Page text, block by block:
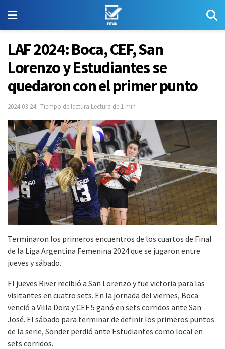
LAF 2024: Boca, CEF, San
Lorenzo y Estudiantes se
quedaron con el primer punto
2024-03-24 Tiempo de lectura:Lectura de 1 min
Terminaron los primeros encuentros de los cuartos de Final
de la Liga Argentina Femenina 2024 que se jugaron entre
jueves y sábado.
El jueves River recibió a San Lorenzo y fue victoria para las
visitantes en cuatro sets. En la jornada del viernes, Boca
venció a Villa Dora y CEF 5 ganó en sets corridos ante San
José. El sábado para terminar de definir los primeros puntos
de la serie, Sonder perdió ante Estudiantes como local en
sets corridos.